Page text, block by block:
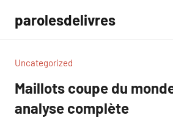
contenu
parolesdelivres
Uncategorized
Maillots coupe du
analyse complète